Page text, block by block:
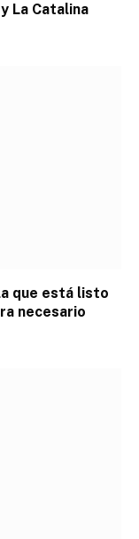
La Catalina
que está listo
necesario